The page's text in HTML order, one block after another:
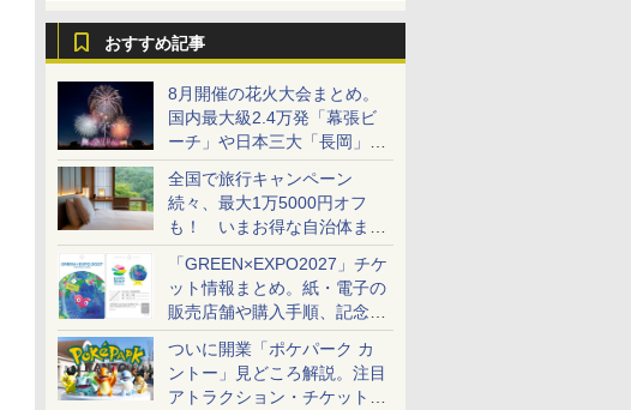
おすすめ記事
8月開催の花火大会まとめ。
国内最大級2.4万発「幕張ビ
ーチ」や日本三大「長岡」な
ど大型イベント目白押し！
全国で旅行キャンペーン
続々、最大1万5000円オフ
も！ いまお得な自治体まと
め
「GREEN×EXPO2027」チケ
ット情報まとめ。紙・電子の
販売店舗や購入手順、記念チ
ケットも解説
ついに開業「ポケパーク カ
ントー」見どころ解説。注目
アトラクション・チケット手